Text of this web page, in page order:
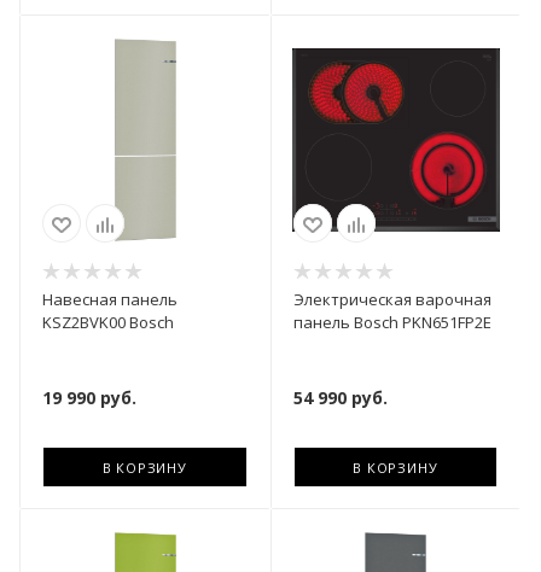
Навесная панель
KSZ2BVK00 Bosch
19 990 руб.
В КОРЗИНУ
Электрическая варочная
панель Bosch PKN651FP2E
54 990руб.
В КОРЗИНУ